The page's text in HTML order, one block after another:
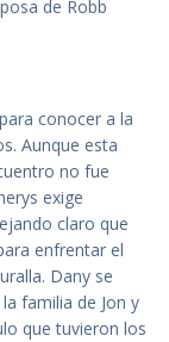
de Robb
conocer a la
Aunque esta
no fue
exige
claro que
enfrentar el
Dany se
familia de Jon y
que tuvieron los